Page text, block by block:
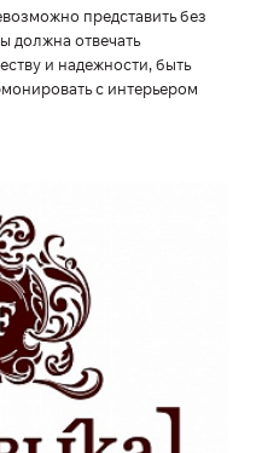
представить без
должна отвечать
и надежности, быть
с интерьером